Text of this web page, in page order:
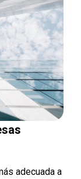
adecuada a